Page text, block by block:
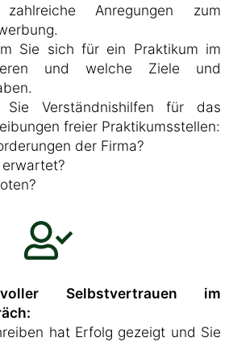
Anregungen zum
Sie sich für ein Praktikum im
und welche Ziele und
Sie Verständnishilfen für das
freier Praktikumsstellen:
der Firma?
Selbstvertrauen im
hat Erfolg gezeigt und Sie